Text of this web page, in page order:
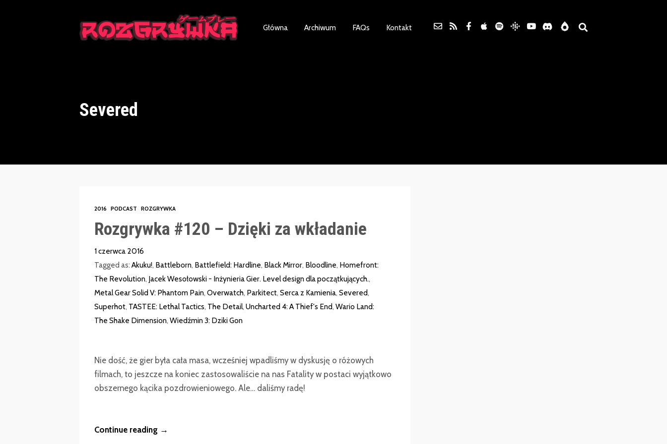
Główna Archiwum FAQs Kontakt
Severed
2016 PODCAST ROZGRYWKA
Rozgrywka #120 – Dzięki za wkładanie
1 czerwca 2016
Tagged as: Akuku!, Battleborn, Battlefield: Hardline, Black Mirror, Bloodline, Homefront:
The Revolution, Jacek Wesołowski - Inżynieria Gier. Level design dla początkujących.,
Metal Gear Solid V: Phantom Pain, Overwatch, Parkitect, Serca z Kamienia, Severed,
Superhot, TASTEE: Lethal Tactics, The Detail, Uncharted 4: A Thief's End, Wario Land:
The Shake Dimension, Wiedźmin 3: Dziki Gon
Nie dość, że gier była cała masa, wcześniej wpadliśmy w dyskusję o różowych
filmach, to jeszcze na koniec zastosowaliście na nas Fatality w postaci wyjątkowo
obszernego kącika pozdrowieniowego. Ale… daliśmy radę!
Continue reading →